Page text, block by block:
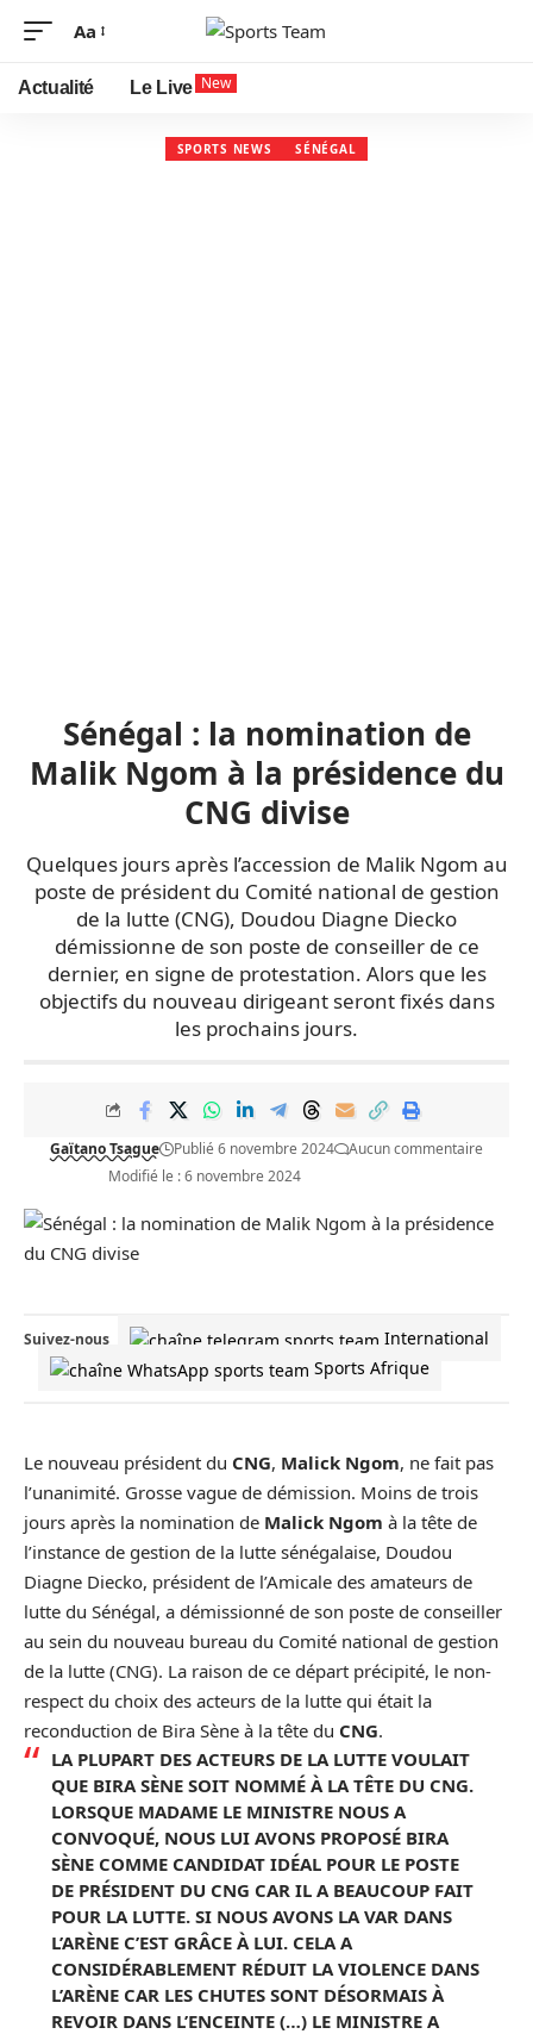
Aa
Actualité Le Live New
SPORTS NEWS SÉNÉGAL
Sénégal : la nomination de
Malik Ngom à la présidence du
CNG divise
Quelques jours après l’accession de Malik Ngom au
poste de président du Comité national de gestion
de la lutte (CNG), Doudou Diagne Diecko
démissionne de son poste de conseiller de ce
dernier, en signe de protestation. Alors que les
objectifs du nouveau dirigeant seront fixés dans
les prochains jours.
Gaïtano Tsague Publié 6 novembre 2024
Aucun commentaire
Modifié le : 6 novembre 2024
Suivez-nous
International
Sports Afrique
Le nouveau président du CNG, Malick Ngom, ne fait pas
l’unanimité. Grosse vague de démission. Moins de trois
jours après la nomination de Malick Ngom à la tête de
l’instance de gestion de la lutte sénégalaise, Doudou
Diagne Diecko, président de l’Amicale des amateurs de
lutte du Sénégal, a démissionné de son poste de conseiller
au sein du nouveau bureau du Comité national de gestion
de la lutte (CNG). La raison de ce départ précipité, le non-
respect du choix des acteurs de la lutte qui était la
reconduction de Bira Sène à la tête du CNG.
LA PLUPART DES ACTEURS DE LA LUTTE VOULAIT
QUE BIRA SÈNE SOIT NOMMÉ À LA TÊTE DU CNG.
LORSQUE MADAME LE MINISTRE NOUS A
CONVOQUÉ, NOUS LUI AVONS PROPOSÉ BIRA
SÈNE COMME CANDIDAT IDÉAL POUR LE POSTE
DE PRÉSIDENT DU CNG CAR IL A BEAUCOUP FAIT
POUR LA LUTTE. SI NOUS AVONS LA VAR DANS
L’ARÈNE C’EST GRÂCE À LUI. CELA A
CONSIDÉRABLEMENT RÉDUIT LA VIOLENCE DANS
L’ARÈNE CAR LES CHUTES SONT DÉSORMAIS À
REVOIR DANS L’ENCEINTE (…) LE MINISTRE A